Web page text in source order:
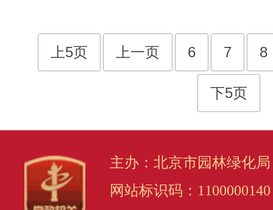
上5页 上一页 6 7 8
下5页
主办：北京市园林绿化
网站标识码：1100000140